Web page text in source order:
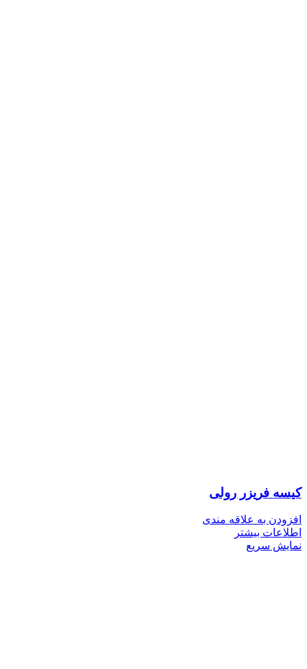
کیسه فریزر رولی
افزودن به علاقه مندی
اطلاعات بیشتر
نمایش سریع